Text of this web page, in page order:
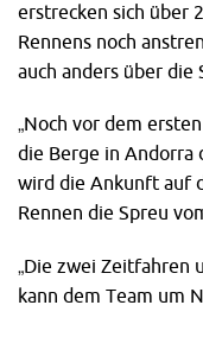
erstrecken sich über
Rennens noch
auch anders über die
„Noch vor dem
die Berge in Andorra
wird die Ankunft auf
Rennen die Spreu
„Die zwei Zeitfahren
kann dem Team um